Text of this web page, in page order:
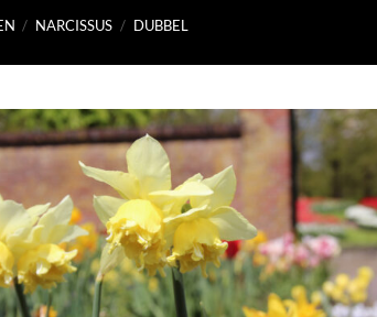
/ NARCISSUS / DUBBEL
aan
verlanglijst